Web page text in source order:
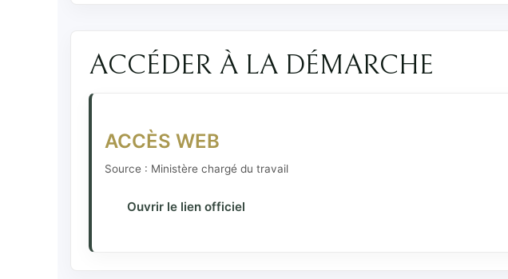
ACCÉDER À LA DÉMARCHE
ACCÈS WEB
Source : Ministère chargé du travail
Ouvrir le lien officiel